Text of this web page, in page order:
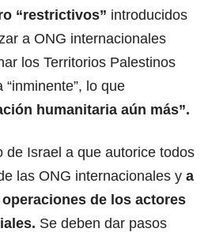
“restrictivos” introducidos
a ONG internacionales
los Territorios Palestinos
lo que
humanitaria aún más”.
de Israel a que autorice todos
las ONG internacionales y a
de los actores
Se deben dar pasos